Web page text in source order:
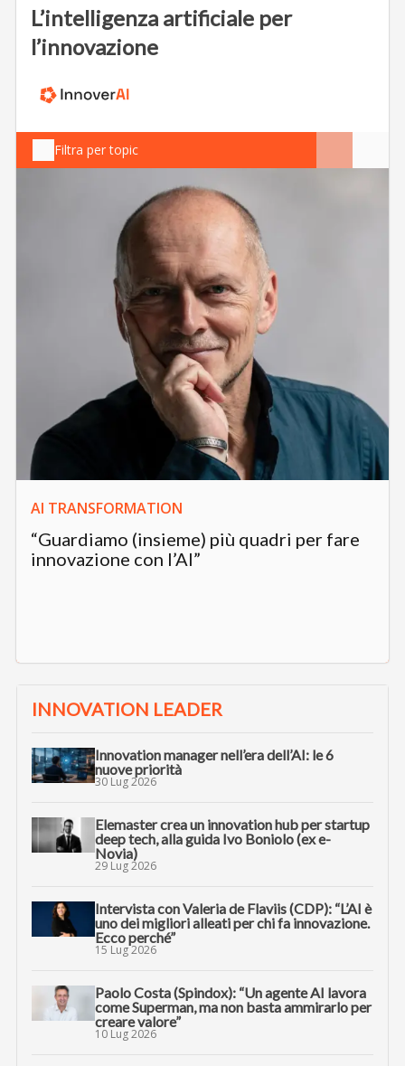
L’intelligenza artificiale per
l’innovazione
Filtra per topic
AI TRANSFORMATION
“Guardiamo (insieme) più quadri per fare
innovazione con l’AI”
INNOVATION LEADER
Innovation manager nell’era dell’AI: le 6
nuove priorità
30 Lug 2026
Elemaster crea un innovation hub per startup
deep tech, alla guida Ivo Boniolo (ex e-
Novia)
29 Lug 2026
Intervista con Valeria de Flaviis (CDP): “L’AI è
uno dei migliori alleati per chi fa innovazione.
Ecco perché”
15 Lug 2026
Paolo Costa (Spindox): “Un agente AI lavora
come Superman, ma non basta ammirarlo per
creare valore”
10 Lug 2026